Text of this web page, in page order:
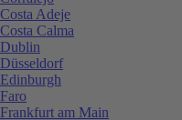
Costa Adeje
Costa Calma
Dublin
Düsseldorf
Edinburgh
Faro
Frankfurt am Main